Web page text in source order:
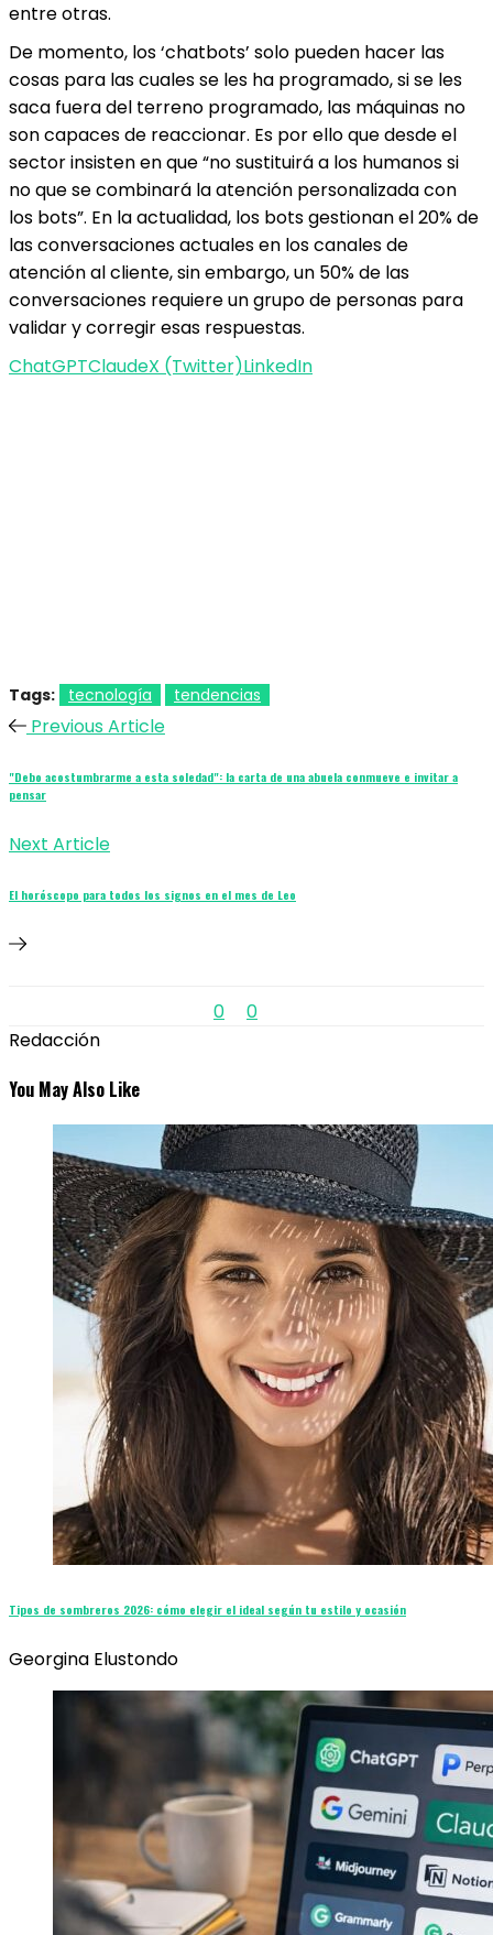
entre otras.
De momento, los ‘chatbots’ solo pueden hacer las
cosas para las cuales se les ha programado, si se les
saca fuera del terreno programado, las máquinas no
son capaces de reaccionar. Es por ello que desde el
sector insisten en que “no sustituirá a los humanos si
no que se combinará la atención personalizada con
los bots”. En la actualidad, los bots gestionan el 20% de
las conversaciones actuales en los canales de
atención al cliente, sin embargo, un 50% de las
conversaciones requiere un grupo de personas para
validar y corregir esas respuestas.
ChatGPTClaudeX (Twitter)LinkedIn
Tags: tecnología tendencias
Previous Article
"Debo acostumbrarme a esta soledad": la carta de una abuela conmueve e invitar a
pensar
Next Article
El horóscopo para todos los signos en el mes de Leo
0
0
Redacción
You May Also Like
Tipos de sombreros 2026: cómo elegir el ideal según tu estilo y ocasión
Georgina Elustondo